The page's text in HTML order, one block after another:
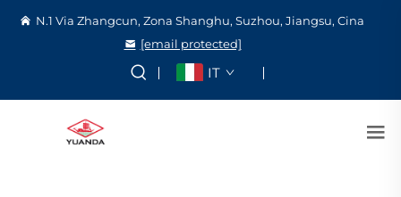
N.1 Via Zhangcun, Zona Shanghu, Suzhou, Jiangsu, Cina
[email protected]
IT